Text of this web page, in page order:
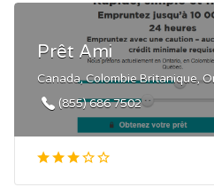
Prêt Ami
Canada, Colombie Britanique,
(855) 686 7502